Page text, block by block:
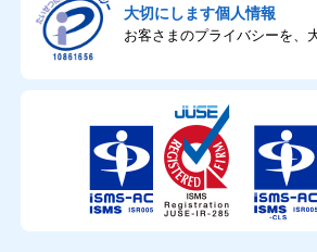
大切にします個人情報
お客さまのプライバシーを、